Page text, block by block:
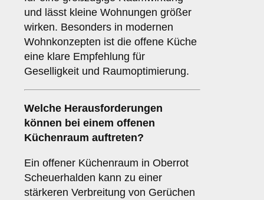
und lässt kleine Wohnungen größer
wirken. Besonders in modernen
Wohnkonzepten ist die offene Küche
eine klare Empfehlung für
Geselligkeit und Raumoptimierung.
Welche Herausforderungen
können bei einem offenen
Küchenraum auftreten?
Ein offener Küchenraum in Oberrot
Scheuerhalden kann zu einer
stärkeren Verbreitung von Gerüchen